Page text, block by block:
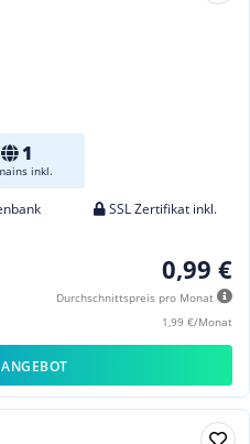
1
inkl.
SSL Zertifikat inkl.
0,99 €
Durchschnittspreis pro Monat
1,99 €/Monat